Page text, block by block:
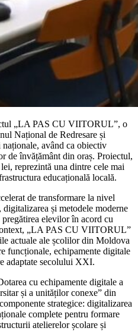
„LA PAS CU VIITORUL”, o
Național de Redresare și
având ca obiectiv
de învățământ din oraș. Proiectul,
reprezintă una dintre cele mai
educațională locală.
de transformare la nivel
și metodele moderne
elevilor în acord cu
„LA PAS CU VIITORUL”
actuale ale școlilor din Moldova
funcționale, echipamente digitale
adaptate secolului XXI.
cu echipamente digitale a
și a unităților conexe” din
strategice: digitalizarea
complete pentru formare
atelierelor școlare și